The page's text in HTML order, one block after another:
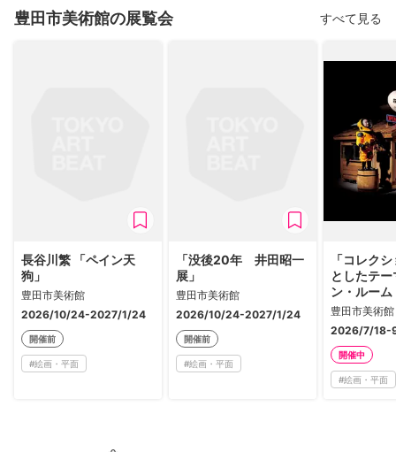
豊田市美術館の展覧会 すべて見る
長谷川繁 「ペイン天
狗」
豊田市美術館
2026/10/24-2027/1/24
開催前
#絵画・平面
「没後20年 井田昭一
展」
豊田市美術館
2026/10/24-2027/1/24
開催前
#絵画・平面
「コレク
としたテ
ン・ルー
ティスト」
豊田市美術館
2026/7/18-
開催中
#絵画・平面